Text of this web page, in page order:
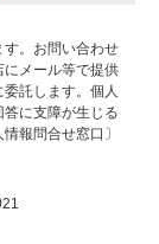
す。お問い合わせ
にメール等で提供
託します。個人
に支障が生じる
報問合せ窓口〕